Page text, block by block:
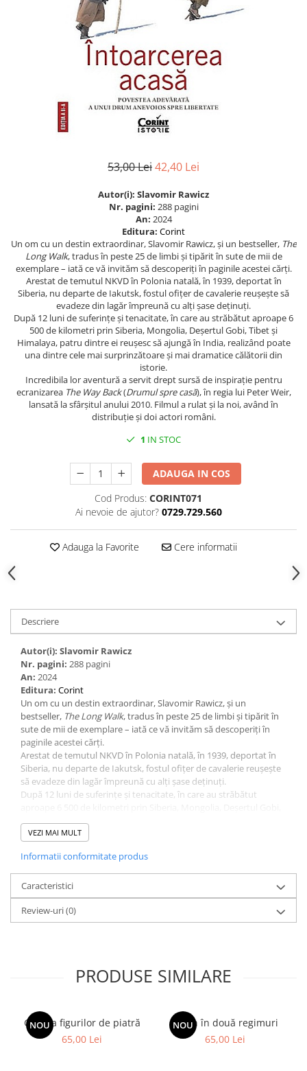
Istorie/Critica
Manuale scolare/Cursuri
Proză
Psihologie
Sociologie
Spiritualitate/Ezoterism
Sport
Stiinte/Educatie
Noutăți
Cărți
Evenimentul Istoric
Evenimentul istoric - editii
53,00 Lei42,40 Lei
Autor(i): Slavomir Rawicz
Nr. pagini: 288 pagini
An: 2024
Editura: Corint
Un om cu un destin extraordinar, Slavomir Rawicz, și un bestseller, The
Long Walk, tradus în peste 25 de limbi și tipărit în sute de mii de
exemplare – iată ce vă invităm să descoperiți în paginile acestei cărți.
Arestat de temutul NKVD în Polonia natală, în 1939, deportat în
Siberia, nu departe de Iakutsk, fostul ofițer de cavalerie reușește să
evadeze din lagăr împreună cu alți șase deținuți.
După 12 luni de suferințe și tenacitate, în care au străbătut aproape 6
500 de kilometri prin Siberia, Mongolia, Deșertul Gobi, Tibet și
Himalaya, patru dintre ei reușesc să ajungă în India, realizând poate
una dintre cele mai surprinzătoare și mai dramatice călătorii din
istorie.
Incredibila lor aventură a servit drept sursă de inspirație pentru
ecranizarea The Way Back(Drumul spre casă), în regia lui Peter Weir,
lansată la sfârșitul anului 2010. Filmul a rulat și la noi, având în
distribuție și doi actori români.
1 IN STOC
ADAUGA IN COS
Cod Produs: CORINT071
Ai nevoie de ajutor? 0729.729.560
Adauga la Favorite Cere informatii
Descriere
Autor(i): Slavomir Rawicz
Nr. pagini: 288 pagini
An: 2024
Editura: Corint
Un om cu un destin extraordinar, Slavomir Rawicz, și un
bestseller, The Long Walk, tradus în peste 25 de limbi și tipărit în
sute de mii de exemplare – iată ce vă invităm să descoperiți în
paginile acestei cărți.
Arestat de temutul NKVD în Polonia natală, în 1939, deportat în
Siberia, nu departe de Iakutsk, fostul ofițer de cavalerie reușește
să evadeze din lagăr împreună cu alți șase deținuți.
După 12 luni de suferințe și tenacitate, în care au străbătut
Tibet și Himalaya, patru dintre ei reușesc să ajungă în India,
realizând poate una dintre cele mai surprinzătoare și mai
Incredibila lor aventură a servit drept sursă de inspirație pentru
ecranizareaThe Way Back(Drumul spre casă), în regia lui Peter
Weir, lansată la sfârșitul anului 2010. Filmul a rulat și la noi, având
în distribuție și doi actori români.
„O poveste impresionantă despre curaj și tenacitate.” CYRIL
VEZI MAI MULT
Informatii conformitate produs
Caracteristici
Review-uri(0)
PRODUSE SIMILARE
NOU
Galeria figurilor de piatră
65,00 Lei
NOU
Spion în două regimuri
65,00 Lei